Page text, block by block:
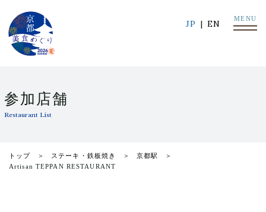
MENU
JP EN
参加店舗
Restaurant List
トップ ステーキ・鉄板焼き
京都駅
Artisan TEPPAN RESTAURANT